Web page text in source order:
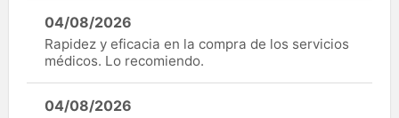
04/08/2026
Rapidez y eficacia en la compra de los servicios
médicos. Lo recomiendo.
04/08/2026